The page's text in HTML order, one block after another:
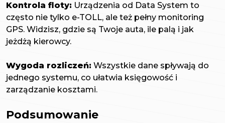
Kontrola floty: Urządzenia od Data System to
często nie tylko e-TOLL, ale też pełny monitoring
GPS. Widzisz, gdzie są Twoje auta, ile palą i jak
jeżdżą kierowcy.
Wygoda rozliczeń: Wszystkie dane spływają do
jednego systemu, co ułatwia księgowość i
zarządzanie kosztami.
Podsumowanie